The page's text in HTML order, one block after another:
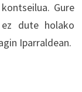
Gure
ez dute holako
Iparraldean.